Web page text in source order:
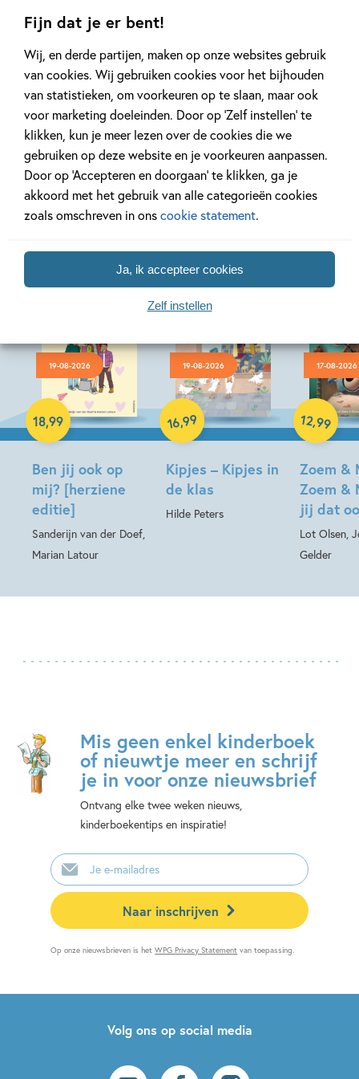
Fijn dat je er bent!
Wij, en derde partijen, maken op onze websites gebruik
van cookies. Wij gebruiken cookies voor het bijhouden
van statistieken, om voorkeuren op te slaan, maar ook
voor marketing doeleinden. Door op ‘Zelf instellen’ te
klikken, kun je meer lezen over de cookies die we
gebruiken op deze website en je voorkeuren aanpassen.
Door op ‘Accepteren en doorgaan’ te klikken, ga je
akkoord met het gebruik van alle categorieën cookies
zoals omschreven in onscookie statement.
Ja, ik accepteer cookies
Zelf instellen
Lees meer Lees meer
Bekijk alle artikelen
19-08-2026
Ben jij ook op
mij? [herziene
editie]
Sanderijn van der Doef,
Marian Latour
18,99
Hardcover
19-08-2026
Kipjes – Kipjes in
de klas
Hilde Peters
16,99
Hardcover
17-08-2026
Zoem &
Zoem &
jij dat
Lot Olsen,
Gelder
12,99
Hardcover
Mis geen enkel kinderboek
of nieuwtje meer en schrijf
je in voor onze nieuwsbrief
Ontvang elke twee weken nieuws,
kinderboekentips en inspiratie!
E-
mailadres
Naar inschrijven
Op onze nieuwsbrieven is hetWPG Privacy Statement van toepassing.
Volg ons op social media